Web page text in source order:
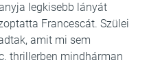
legkisebb lányát
Francescát. Szülei
amit mi sem
thrillerben mindhárman